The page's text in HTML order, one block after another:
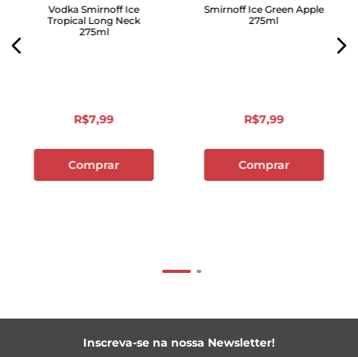
Vodka Smirnoff Ice
Tropical Long Neck
275ml
R$7,99
Comprar
Smirnoff Ice Green Apple
275ml
R$7,99
Comprar
Inscreva-se na nossa Newsletter!